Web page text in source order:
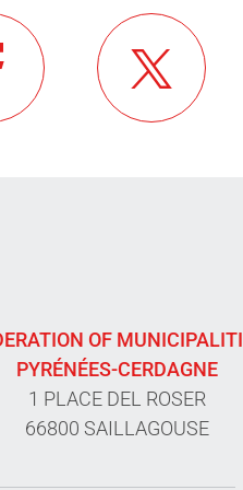
OF
PYRÉNÉES-CERDAGNE
1 PLACE DEL ROSER
66800 SAILLAGOUSE